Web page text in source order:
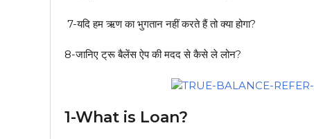
7-यदि हम ऋण का भुगतान नहीं करते हैं तो क्या होगा?
8-जानिए ट्रू बैलेंस ऐप की मदद से कैसे ले लोन?
1-What is Loan?